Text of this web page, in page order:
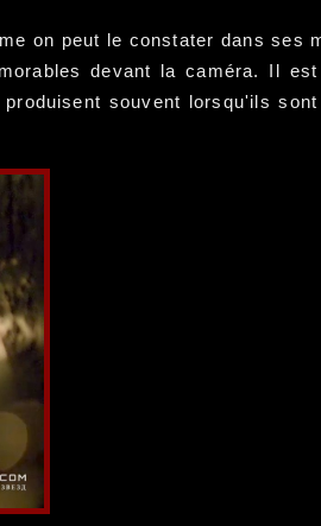
on peut le constater dans ses
devant la caméra. Il
souvent lorsqu'ils sont